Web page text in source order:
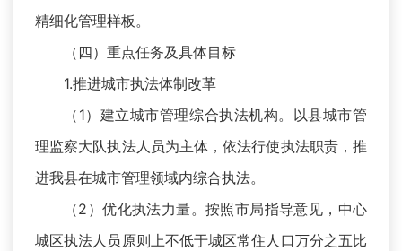
精细化管理样板。
（四）重点任务及具体目标
1.推进城市执法体制改革
（1）建立城市管理综合执法机构。以县城市管
理监察大队执法人员为主体，依法行使执法职责，推
进我县在城市管理领域内综合执法。
（2）优化执法力量。按照市局指导意见，中心
城区执法人员原则上不低于城区常住人口万分之五比